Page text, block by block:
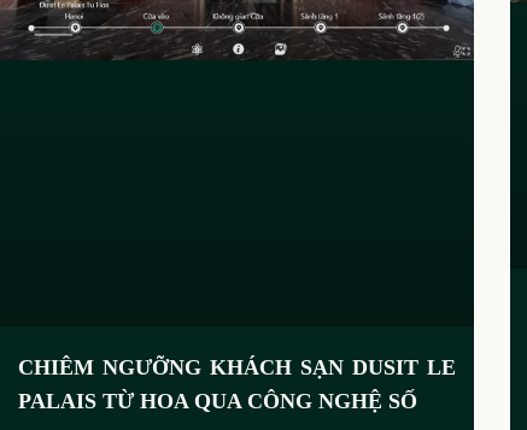
CHIÊM NGƯỠNG KHÁCH SẠN DUSIT LE
PALAIS TỪ HOA QUA CÔNG NGHỆ SỐ